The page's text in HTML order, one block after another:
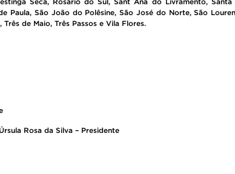
Paula, São João do Polêsine, São José do Norte, São
de Maio, Três Passos e Vila Flores.
Rosa da Silva – Presidente